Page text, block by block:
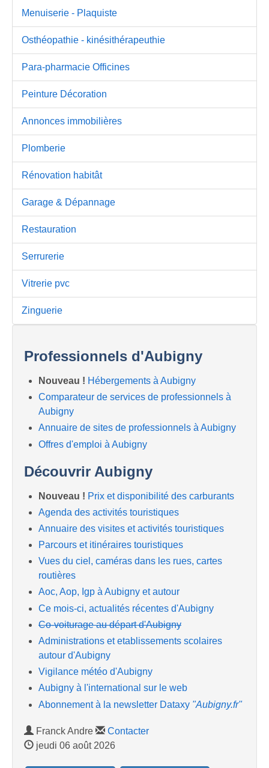
Menuiserie - Plaquiste
Osthéopathie - kinésithérapeuthie
Para-pharmacie Officines
Peinture Décoration
Annonces immobilières
Plomberie
Rénovation habitât
Garage & Dépannage
Restauration
Serrurerie
Vitrerie pvc
Zinguerie
Professionnels d'Aubigny
Nouveau ! Hébergements à Aubigny
Comparateur de services de professionnels à
Aubigny
Annuaire de sites de professionnels à Aubigny
Offres d'emploi à Aubigny
Découvrir Aubigny
Nouveau ! Prix et disponibilité des carburants
Agenda des activités touristiques
Annuaire des visites et activités touristiques
Parcours et itinéraires touristiques
Vues du ciel, caméras dans les rues, cartes
routières
Aoc, Aop, Igp à Aubigny et autour
Ce mois-ci, actualités récentes d'Aubigny
Co-voiturage au départ d'Aubigny
Administrations et etablissements scolaires
autour d'Aubigny
Vigilance météo d'Aubigny
Aubigny à l'international sur le web
Abonnement à la newsletter Dataxy "Aubigny.fr"
Franck Andre
Contacter
jeudi 06 août 2026